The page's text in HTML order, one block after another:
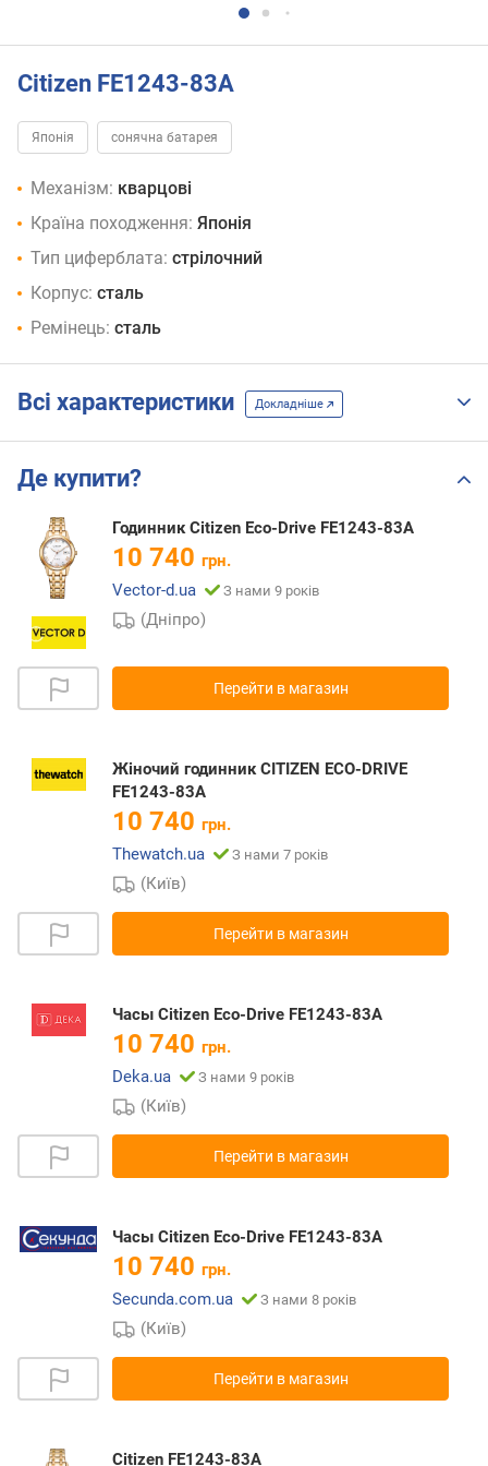
Citizen FE1243-83A
Японія сонячна батарея
Механізм: кварцові
Країна походження: Японія
Тип циферблата: стрілочний
Корпус: сталь
Ремінець: сталь
Всі характеристики Докладніше
Де купити?
Годинник Citizen Eco-Drive FE1243-83A
10 740 грн.
Vector-d.ua
З нами 9 років
(Дніпро)
Перейти в магазин
Жіночий годинник CITIZEN ECO-DRIVE
FE1243-83A
10 740 грн.
Thewatch.ua
З нами 7 років
(Київ)
Перейти в магазин
Часы Citizen Eco-Drive FE1243-83A
10 740 грн.
Deka.ua
З нами 9 років
(Київ)
Перейти в магазин
Часы Citizen Eco-Drive FE1243-83A
10 740 грн.
Secunda.com.ua
З нами 8 років
(Київ)
Перейти в магазин
Citizen FE1243-83A